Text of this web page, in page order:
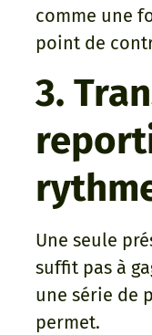
comme une
point de
3.
Une seule
suffit pas à
une série de
permet.